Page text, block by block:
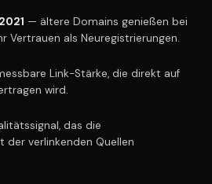
— ältere Domains genießen bei
Vertrauen als Neuregistrierungen.
Link-Stärke, die direkt auf
wird.
das die
der verlinkenden Quellen